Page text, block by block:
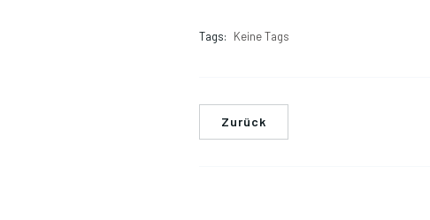
Tags: Keine Tags
Zurück